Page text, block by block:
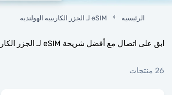
الرئيسيه eSIM لـ الجزر الكاريبيه الهولنديه
ابق على اتصال مع أفضل شريحة eSIM لـ الجزر الكاريبيه الهولنديه: بدون رسوم تجوال، إعداد فوري، ودعم على مدار الساعة طوال أيام الأسبوع.
26 منتجات